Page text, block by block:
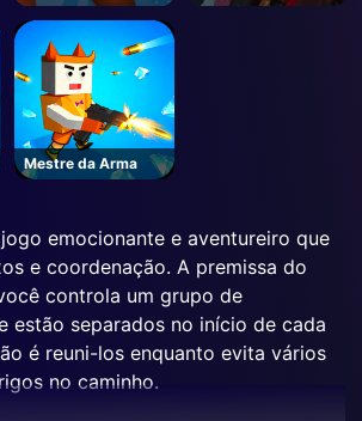
fada fantasia vs
Mestre da Arma
emocionante e aventureiro que
e coordenação. A premissa do
controla um grupo de
estão separados no início de cada
é reuni-los enquanto evita vários
no caminho.